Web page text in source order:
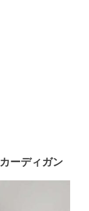
ーディガン